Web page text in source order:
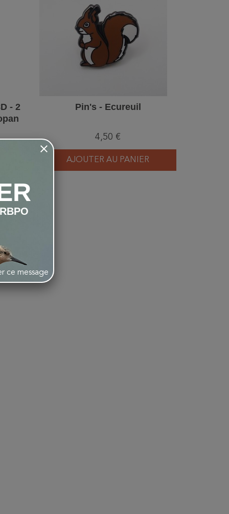
- 2
Pin's - Ecureuil
4,50 €
AJOUTER AU PANIER
ce message